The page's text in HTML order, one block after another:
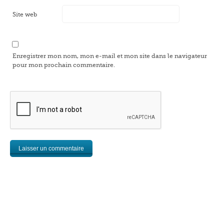
Site web
Enregistrer mon nom, mon e-mail et mon site dans le navigateur
pour mon prochain commentaire.